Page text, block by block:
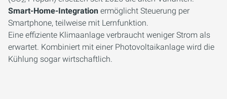
Smart-Home-Integration ermöglicht Steuerung per
Smartphone, teilweise mit Lernfunktion.
Eine effiziente Klimaanlage verbraucht weniger Strom als
erwartet. Kombiniert mit einer Photovoltaikanlage wird die
Kühlung sogar wirtschaftlich.